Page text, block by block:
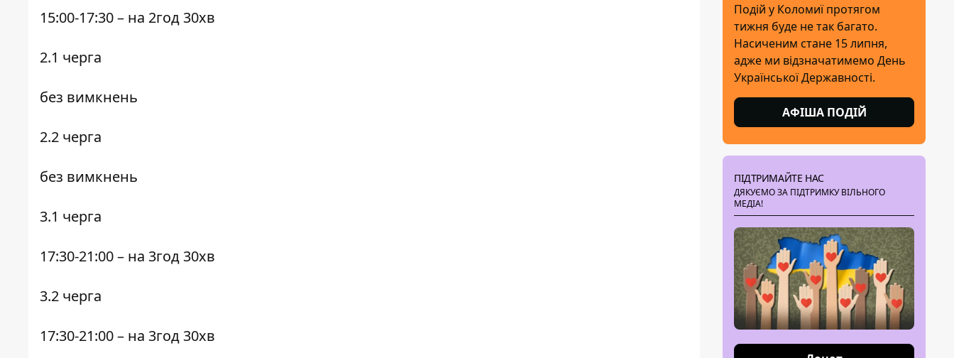
15:00-17:30– на 2год 30хв
2.1 черга
без вимкнень
2.2 черга
без вимкнень
3.1 черга
17:30-21:00– на 3год 30хв
3.2 черга
17:30-21:00– на 3год 30хв
Подій у Коломиї протягом
тижня буде не так багато.
Насиченим стане 15 липня,
адже ми відзначатимемо День
Української Державності.
АФІША ПОДІЙ
ПІДТРИМАЙТЕ НАС
ДЯКУЄМО ЗА ПІДТРИМКУ ВІЛЬНОГО
МЕДІА!